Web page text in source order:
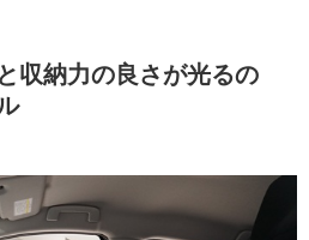
収納力の良さが光るの